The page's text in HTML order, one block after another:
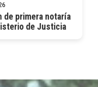
de primera notaría
de Justicia